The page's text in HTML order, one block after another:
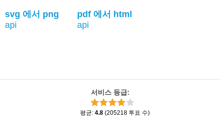
svg 에서 png
api
pdf 에서 html
api
서비스 등급:
평균: 4.8 (205218 투표 수)